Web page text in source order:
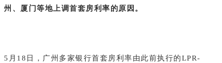
州、厦门等地上调首套房利率的原因。
5月18日，广州多家银行首套房利率由此前执行的LPR-